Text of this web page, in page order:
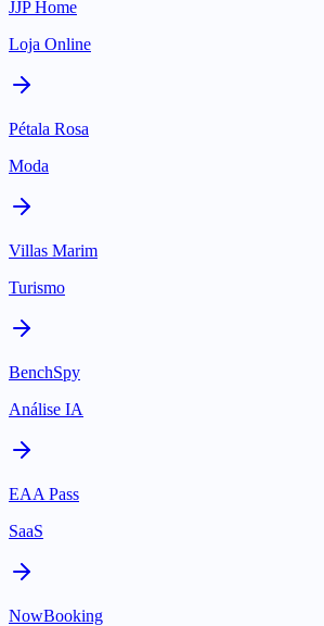
JJP Home
Loja Online
Pétala Rosa
Moda
Villas Marim
Turismo
BenchSpy
Análise IA
EAA Pass
SaaS
NowBooking